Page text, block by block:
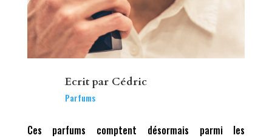
Ecrit par Cédric
Parfums
Ces parfums comptent désormais parmi les